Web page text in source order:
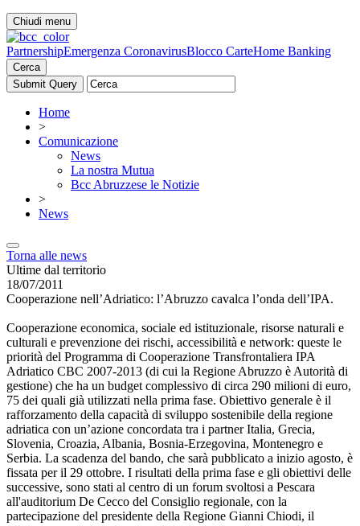
Chiudi menu
PartnershipEmergenza CoronavirusBlocco CarteHome Banking
Cerca
Home
>
Comunicazione
News
La nostra Mutua
Bcc Abruzzese le Notizie
>
News
Torna alle news
Ultime dal territorio
18/07/2011
Cooperazione nell’Adriatico: l’Abruzzo cavalca l’onda dell’IPA.
Cooperazione economica, sociale ed istituzionale, risorse naturali e
culturali e prevenzione dei rischi, accessibilità e network: queste le
priorità del Programma di Cooperazione Transfrontaliera IPA
Adriatico CBC 2007-2013 (di cui la Regione Abruzzo è Autorità di
gestione) che ha un budget complessivo di circa 290 milioni di euro,
75 dei quali già utilizzati nella prima fase. Obiettivo generale è il
rafforzamento della capacità di sviluppo sostenibile della regione
adriatica con un’azione concordata tra i partner Italia, Grecia,
Slovenia, Croazia, Albania, Bosnia-Erzegovina, Montenegro e
Serbia. La scadenza del bando, che sarà pubblicato a inizio agosto, è
fissata per il 29 ottobre. I risultati della prima fase e gli obiettivi delle
successive, sono stati al centro di un forum svoltosi a Pescara
all'auditorium De Cecco del Consiglio regionale, con la
partecipazione del presidente della Regione Gianni Chiodi, il